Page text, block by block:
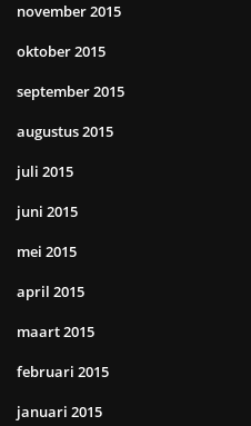
november 2015
oktober 2015
september 2015
augustus 2015
juli 2015
juni 2015
mei 2015
april 2015
maart 2015
februari 2015
januari 2015